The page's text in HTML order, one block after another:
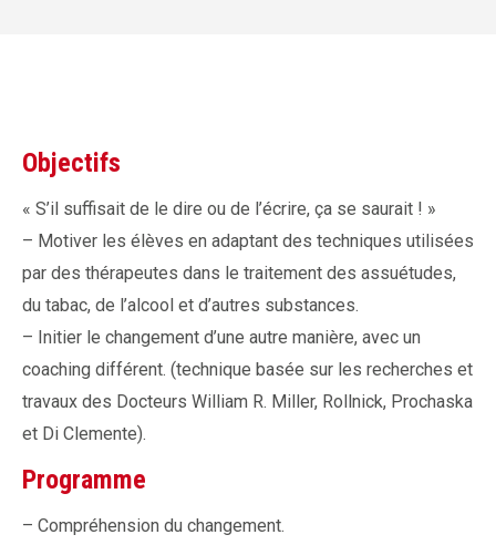
Objectifs
« S’il suffisait de le dire ou de l’écrire, ça se saurait ! »
– Motiver les élèves en adaptant des techniques utilisées
par des thérapeutes dans le traitement des assuétudes,
du tabac, de l’alcool et d’autres substances.
– Initier le changement d’une autre manière, avec un
coaching différent. (technique basée sur les recherches et
travaux des Docteurs William R. Miller, Rollnick, Prochaska
et Di Clemente).
Programme
– Compréhension du changement.